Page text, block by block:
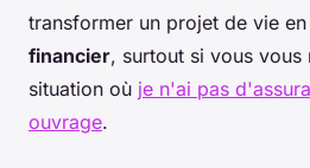
transformer un projet de vie en
financier, surtout si vous vous
situation où je n'ai pas
ouvrage.